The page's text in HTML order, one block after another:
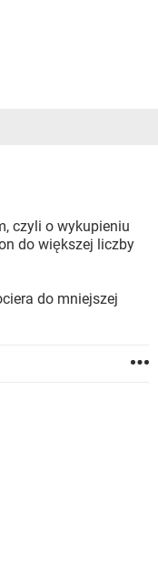
czyli o wykupieniu
do większej liczby
do mniejszej